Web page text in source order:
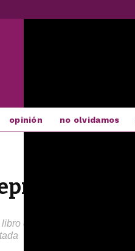
opinión no olvidamos
de
en el que, desde sus